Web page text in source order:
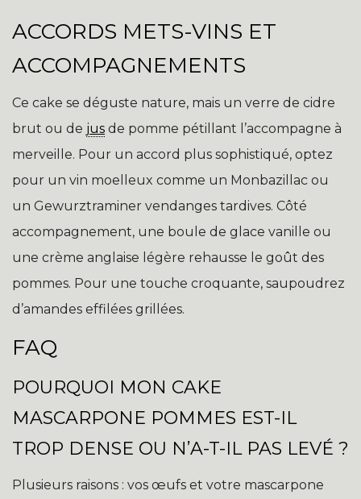
ACCORDS METS-VINS ET
ACCOMPAGNEMENTS
Ce cake se déguste nature, mais un verre de cidre
brut ou de jus de pomme pétillant l’accompagne à
merveille. Pour un accord plus sophistiqué, optez
pour un vin moelleux comme un Monbazillac ou
un Gewurztraminer vendanges tardives. Côté
accompagnement, une boule de glace vanille ou
une crème anglaise légère rehausse le goût des
pommes. Pour une touche croquante, saupoudrez
d’amandes effilées grillées.
FAQ
POURQUOI MON CAKE
MASCARPONE POMMES EST-IL
TROP DENSE OU N’A-T-IL PAS LEVÉ ?
Plusieurs raisons : vos œufs et votre mascarpone